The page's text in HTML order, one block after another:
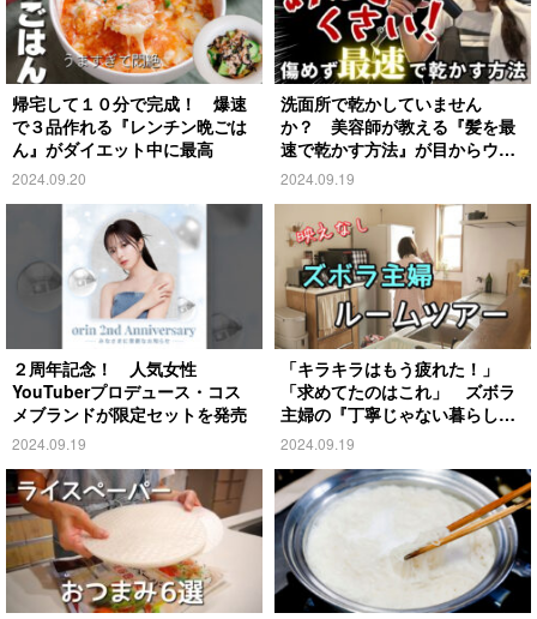
帰宅して１０分で完成！ 爆速
で３品作れる『レンチン晩ごは
ん』がダイエット中に最高
2024.09.20
洗面所で乾かしていません
か？ 美容師が教える『髪を最
速で乾かす方法』が目からウロ
コ
2024.09.19
２周年記念！ 人気女性
YouTuberプロデュース・コス
メブランドが限定セットを発売
2024.09.19
「キラキラはもう疲れた！」
「求めてたのはこれ」 ズボラ
主婦の『丁寧じゃない暮らし』
がこちら
2024.09.19